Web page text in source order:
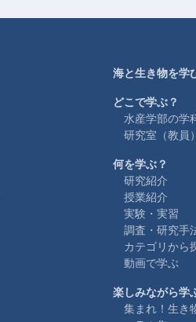
海と生き物を学
どこで学ぶ？
水産学部の学
研究室（教員）
何を学ぶ？
研究紹介
授業紹介
実験・実習
調査・研究手
カテゴリから
動画で学ぶ
楽しみながら学
集まれ！生き